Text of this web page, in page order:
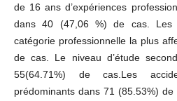
de 16 ans d’expériences
dans 40 (47,06 %) de cas. Les
catégorie professionnelle la plus
de cas. Le niveau d’étude
55(64.71%) de cas.Les
prédominants dans 71 (85.53%) de